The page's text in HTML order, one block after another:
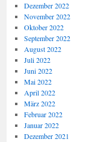
Dezember 2022
November 2022
Oktober 2022
September 2022
August 2022
Juli 2022
Juni 2022
Mai 2022
April 2022
März 2022
Februar 2022
Januar 2022
Dezember 2021